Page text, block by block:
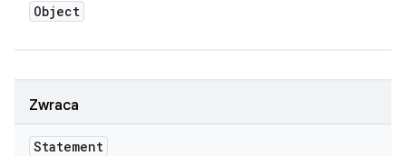
Object
Zwraca
Statement